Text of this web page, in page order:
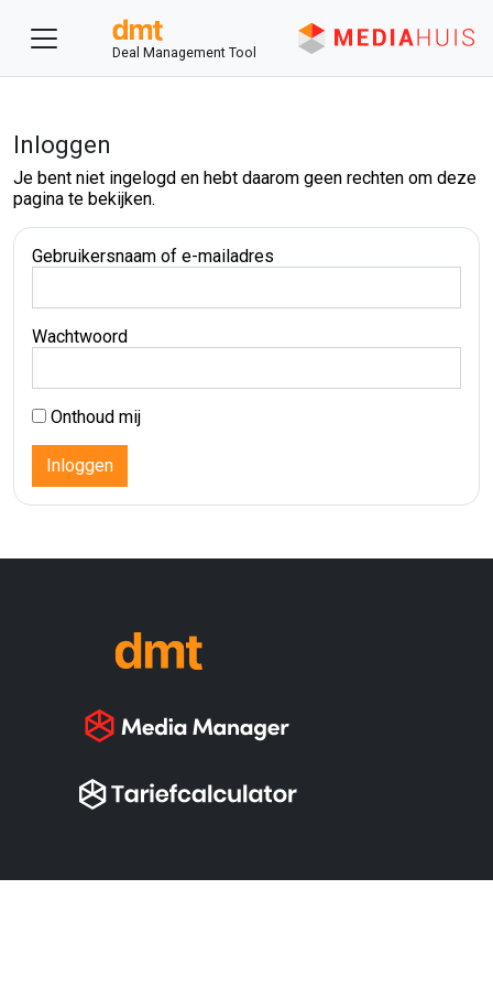
Deal Management Tool
Inloggen
Je bent niet ingelogd en hebt daarom geen rechten om deze
pagina te bekijken.
Gebruikersnaam of e-mailadres
Wachtwoord
Onthoud mij